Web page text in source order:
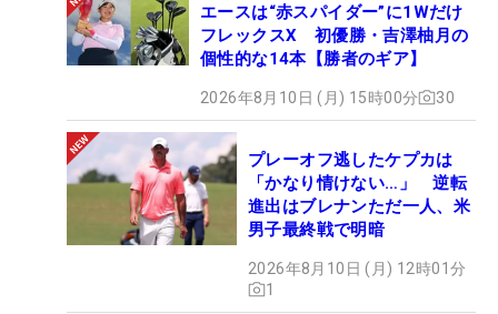
エースは“赤スパイダー”に1Wだけ
フレックスX 初優勝・吉澤柚月の
個性的な14本【勝者のギア】
2026年8月10日 (月) 15時00分 30
プレーオフ逃したケプカは
「かなり情けない…」 逆転
進出はブレナンただ一人、米
男子最終戦で明暗
2026年8月10日 (月) 12時01分
1